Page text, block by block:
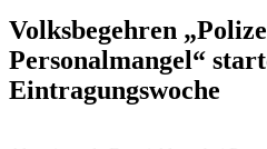
Volksbegehren
Personalmangel“
Eintragungswoche